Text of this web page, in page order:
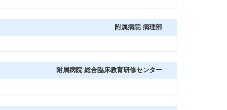
附属病院 病理部
附属病院 総合臨床教育研修センター